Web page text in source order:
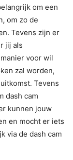
om een
om zo de
Tevens zijn er
jij als
voor wil
zal worden,
Tevens
dash cam
kunnen jouw
en mocht er iets
via de dash cam